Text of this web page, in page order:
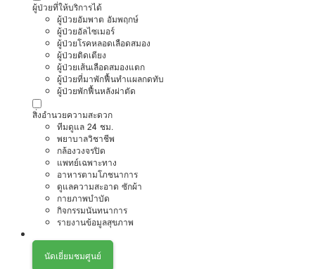
ผู้ป่วยที่ให้บริการได้
ผู้ป่วยอัมพาต อัมพฤกษ์
ผู้ป่วยอัลไซเมอร์
ผู้ป่วยโรคหลอดเลือดสมอง
ผู้ป่วยติดเตียง
ผู้ป่วยเส้นเลือดสมองแตก
ผู้ป่วยที่มาพักฟื้นทำแผลกดทับ
ผู้ป่วยพักฟื้นหลังผ่าตัด
สิ่งอำนวยความสะดวก
ทีมดูแล 24 ชม.
พยาบาลวิชาชีพ
กล้องวงจรปิด
แพทย์เฉพาะทาง
อาหารตามโภชนาการ
ดูแลความสะอาด ซักผ้า
กายภาพบำบัด
กิจกรรมนันทนาการ
รายงานข้อมูลสุขภาพ
นัดเยี่ยมชมศูนย์